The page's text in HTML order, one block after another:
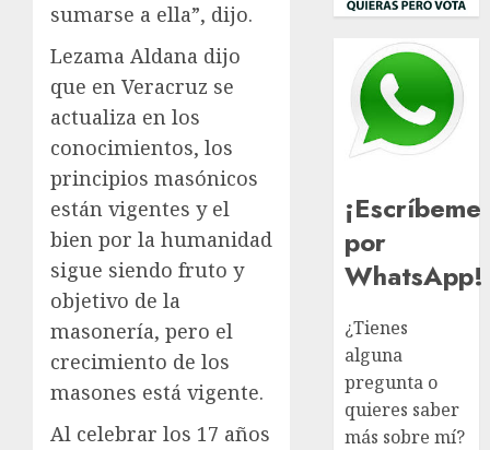
sumarse a ella”, dijo.
Lezama Aldana dijo
que en Veracruz se
actualiza en los
conocimientos, los
principios masónicos
están vigentes y el
bien por la humanidad
sigue siendo fruto y
objetivo de la
masonería, pero el
crecimiento de los
masones está vigente.
Al celebrar los 17 años
¡Escríbeme
por
WhatsApp!
¿Tienes
alguna
pregunta o
quieres saber
más sobre mí?